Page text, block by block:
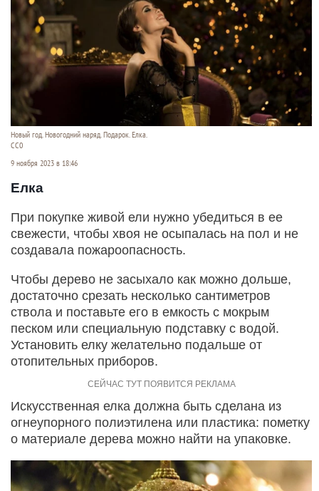
Новый год. Новогодний наряд. Подарок. Елка.
СС0
9 ноября 2023 в 18:46
Елка
При покупке живой ели нужно убедиться в ее
свежести, чтобы хвоя не осыпалась на пол и не
создавала пожароопасность.
Чтобы дерево не засыхало как можно дольше,
достаточно срезать несколько сантиметров
ствола и поставьте его в емкость с мокрым
песком или специальную подставку с водой.
Установить елку желательно подальше от
отопительных приборов.
Искусственная елка должна быть сделана из
огнеупорного полиэтилена или пластика: пометку
о материале дерева можно найти на упаковке.